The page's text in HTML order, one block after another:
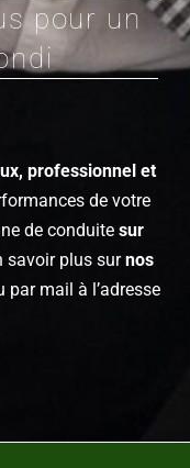
pour un
professionnel et
de votre
de conduite sur
savoir plus surnos
par mail à l’adresse